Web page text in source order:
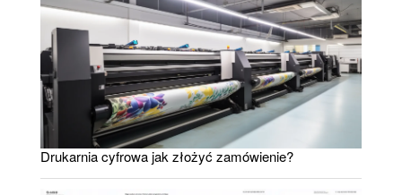
Drukarnia cyfrowa jak złożyć zamówienie?